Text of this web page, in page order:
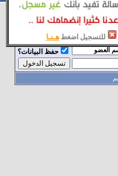
للتسجيل اضغط هـنـا
حفظ البيانات؟